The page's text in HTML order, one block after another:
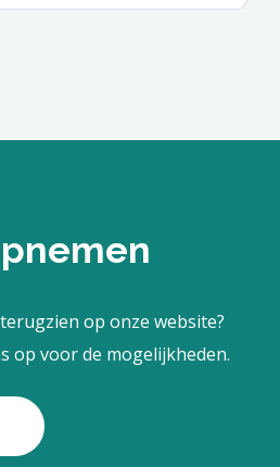
op onze website?
op voor de mogelijkheden.